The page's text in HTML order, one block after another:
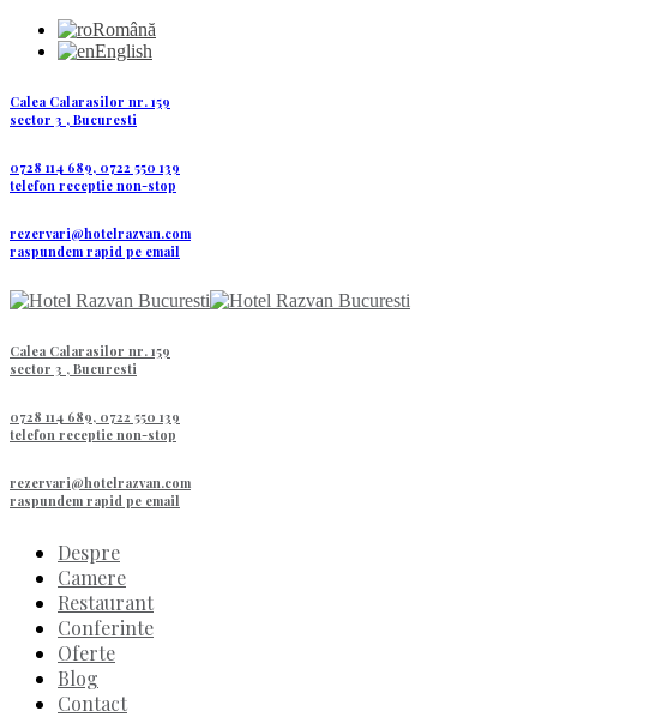
Română
English
Calea Calarasilor nr. 159
sector 3 , Bucuresti
0728 114 689, 0722 550 139
telefon receptie non-stop
rezervari@hotelrazvan.com
raspundem rapid pe email
Calea Calarasilor nr. 159
sector 3 , Bucuresti
0728 114 689, 0722 550 139
telefon receptie non-stop
rezervari@hotelrazvan.com
raspundem rapid pe email
Despre
Camere
Restaurant
Conferinte
Oferte
Blog
Contact